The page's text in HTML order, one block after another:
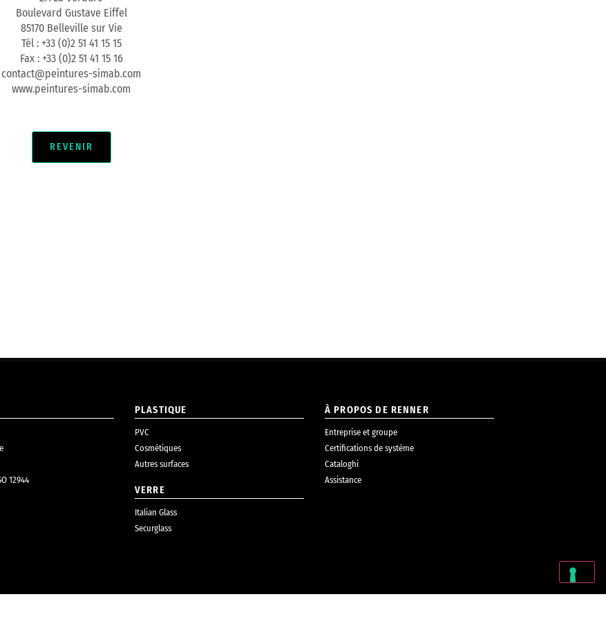
Boulevard Gustave Eiffel
85170 Belleville sur Vie
Tél : +33 (0)2 51 41 15 15
Fax : +33 (0)2 51 41 15 16
contact@peintures-simab.com
www.peintures-simab.com
REVENIR
12944
PLASTIQUE
PVC
Cosmétiques
Autres surfaces
VERRE
Italian Glass
Securglass
À PROPOS DE RENNER
Entreprise et groupe
Certifications de système
Cataloghi
Assistance